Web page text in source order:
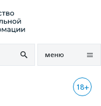
меню
18+